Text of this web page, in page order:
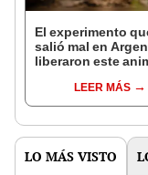
El experimento
salió mal en
liberaron este
bosques
la Patagonia
LEER MÁS
LO MÁS VISTO